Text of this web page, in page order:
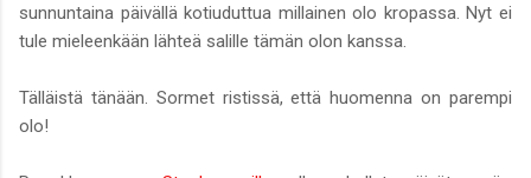
sunnuntaina päivällä kotiuduttua millainen olo kropassa. Nyt ei
tule mieleenkään lähteä salille tämän olon kanssa.
Tälläistä tänään. Sormet ristissä, että huomenna on parempi
olo!